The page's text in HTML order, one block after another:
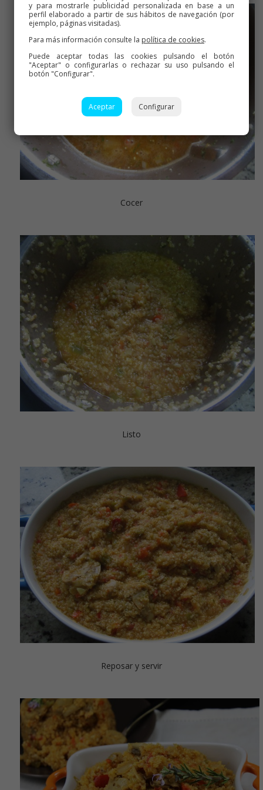
Cocer
Listo
Reposar y servir
y para mostrarle publicidad personalizada en base a un
perfil elaborado a partir de sus hábitos de navegación (por
ejemplo, páginas visitadas).
Para más información consulte la política de cookies.
Puede aceptar todas las cookies pulsando el botón
"Aceptar" o configurarlas o rechazar su uso pulsando el
botón "Configurar".
Aceptar Configurar